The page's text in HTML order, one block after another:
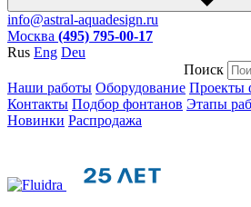
info@astral-aquadesign.ru
Москва (495) 795-00-17
Rus Eng Deu
Поиск
Наши работы Оборудование Проекты
Контакты Подбор фонтанов Этапы
Новинки Распродажа